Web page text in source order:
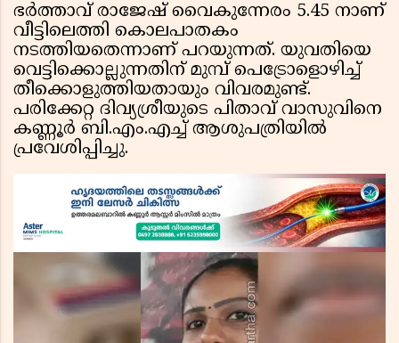
ഭര്‍ത്താവ് രാജേഷ് വൈകുന്നേരം 5.45 നാണ്
വീട്ടിലെത്തി കൊലപാതകം
നടത്തിയതെന്നാണ് പറയുന്നത്. യുവതിയെ
വെട്ടിക്കൊല്ലുന്നതിന് മുമ്പ് പെട്രോളൊഴിച്ച്
തീക്കൊളുത്തിയതായും വിവരമുണ്ട്.
പരിക്കേറ്റ ദിവ്യശ്രീയുടെ പിതാവ് വാസുവിനെ
കണ്ണൂര്‍ ബി.എം.എച്ച് ആശുപത്രിയില്‍
പ്രവേശിപ്പിച്ചു.